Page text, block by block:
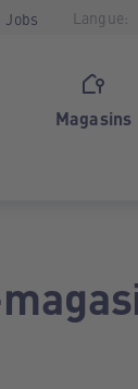
Jobs Langue:
Magasins